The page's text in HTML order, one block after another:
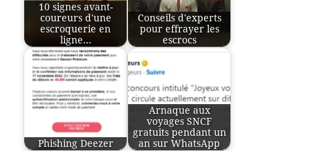
10 signes avant-
coureurs d'une
escroquerie en
ligne…
Conseils d'experts
pour effrayer les
escrocs
Phishing Deezer
Arnaque aux
voyages SNCF
gratuits pendant un
an sur WhatsApp